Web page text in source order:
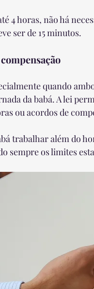
4 horas, não há
ser de 15 minutos.
quando
da babá. A lei
ou acordos de
trabalhar além do
sempre os limites